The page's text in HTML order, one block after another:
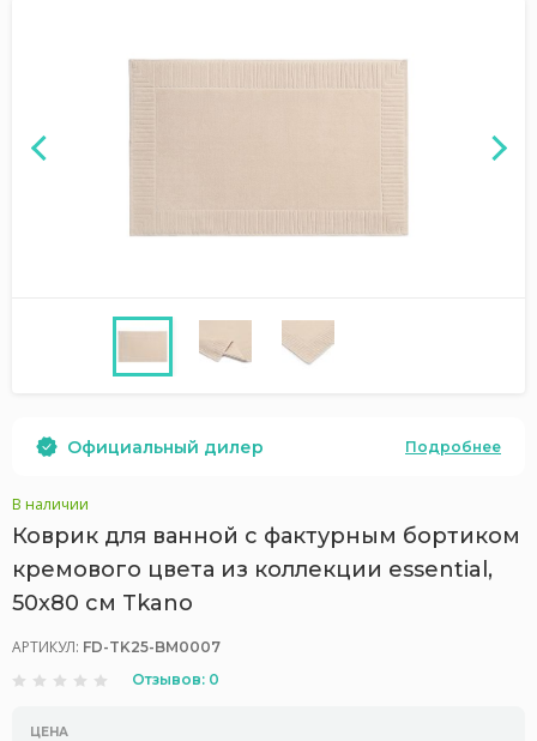
Официальный дилер Подробнее
В наличии
Коврик для ванной с фактурным бортиком
кремового цвета из коллекции essential,
50x80 см Tkano
АРТИКУЛ: FD-TK25-BM0007
Отзывов: 0
ЦЕНА